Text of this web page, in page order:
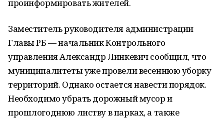
проинформировать жителей.
Заместитель руководителя администрации
Главы РБ — начальник Контрольного
управления Александр Линкевич сообщил, что
муниципалитеты уже провели весеннюю уборку
территорий. Однако остается навести порядок.
Необходимо убрать дорожный мусор и
прошлогоднюю листву в парках, а также